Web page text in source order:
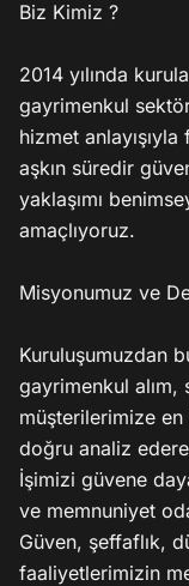
Biz Kimiz ?
2014 yılında
gayrimenkul
hizmet
aşkın süredir
yaklaşımı
amaçlıyoruz.
Misyonumuz ve
Kuruluşumuzdan
gayrimenkul alım,
müşterilerimize en
doğru analiz
İşimizi güvene
ve memnuniyet
Güven, şeffaflık,
faaliyetlerimizin